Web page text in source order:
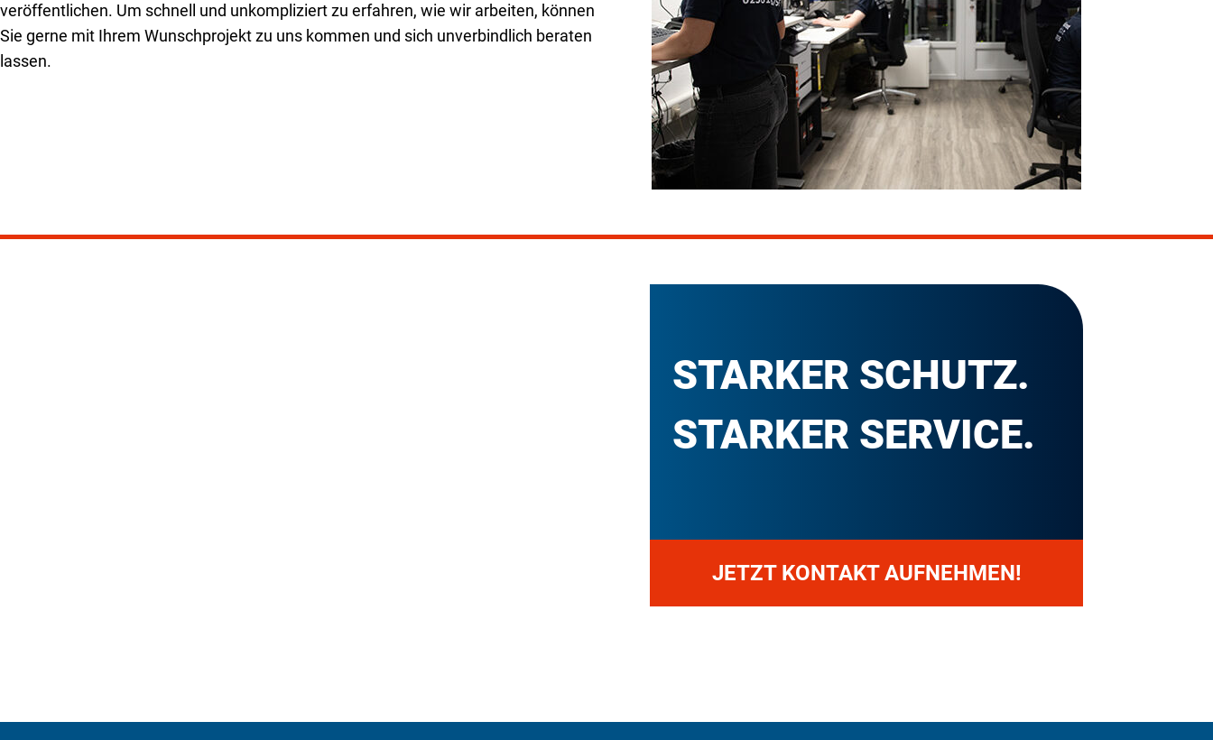
veröffentlichen. Um schnell und unkompliziert zu erfahren, wie wir arbeiten, können
Sie gerne mit Ihrem Wunschprojekt zu uns kommen und sich unverbindlich beraten
lassen.
STARKER SCHUTZ.
STARKER SERVICE.
JETZT KONTAKT AUFNEHMEN!